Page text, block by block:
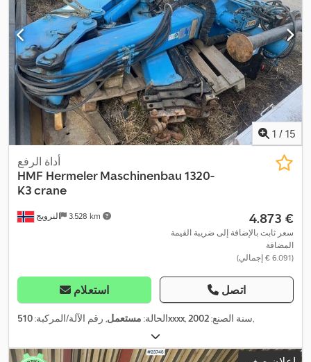
1 / 15
النرويج 3.528 km
أداة الرفع
HMF Hermeler Maschinenbau 1320-
K3 crane
‏4.873 €
سعر ثابت بالإضافة إلى ضريبة القيمة
المضافة
(‏6.091 € إجمالي)
استعلام اتصل
الحالة: مستعمل, رقم الآلة/المركبة: 510xxxx , سنة الصنع:2002 ,